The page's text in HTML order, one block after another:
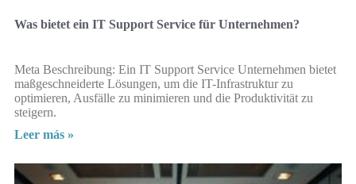
Was bietet ein IT Support Service für Unternehmen?
Meta Beschreibung: Ein IT Support Service Unternehmen bietet
maßgeschneiderte Lösungen, um die IT-Infrastruktur zu
optimieren, Ausfälle zu minimieren und die Produktivität zu
steigern.
Leer más »